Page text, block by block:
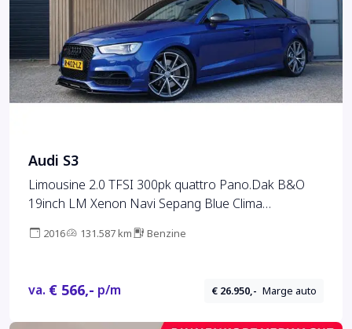
Audi S3
Limousine 2.0 TFSI 300pk quattro Pano.Dak B&O
19inch LM Xenon Navi Sepang Blue Clima
2016 131.587 km Benzine
va. € 566,- p/m € 26.950,- Marge auto